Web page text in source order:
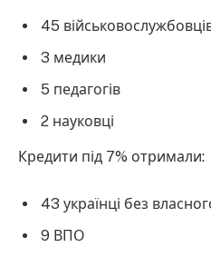
45
3 медики
5 педагогів
2 науковці
Кредити під 7% отримали:
43 українці без
9 ВПО